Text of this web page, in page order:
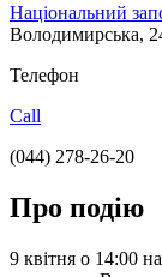
Національний
Володимирська,
Телефон
Call
(044) 278-26-20
Про подію
9 квітня о 14:00